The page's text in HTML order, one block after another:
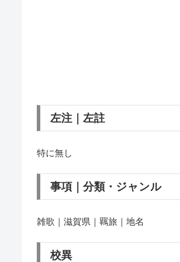
左注｜左註
特に無し
事項｜分類・ジャンル
雑歌｜滋賀県｜羈旅｜地名
校異